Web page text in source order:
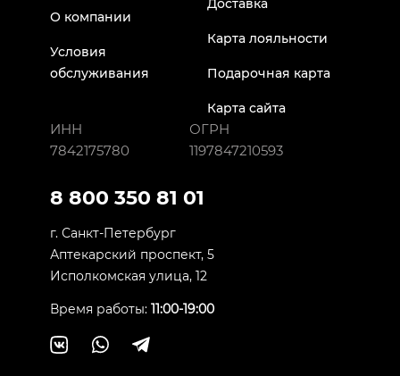
О компании
Условия
обслуживания
Доставка
Карта лояльности
Подарочная карта
Карта сайта
ИНН
7842175780
ОГРН
1197847210593
8 800 350 81 01
г. Санкт-Петербург
Аптекарский проспект, 5
Исполкомская улица, 12
Время работы: 11:00-19:00